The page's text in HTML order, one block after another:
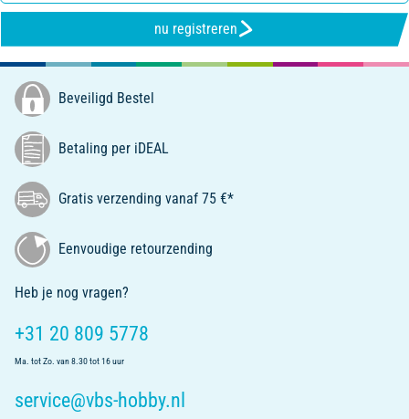
nu registreren
Beveiligd Bestel
Betaling per iDEAL
Gratis verzending vanaf 75 €*
Eenvoudige retourzending
Heb je nog vragen?
+31 20 809 5778
Ma. tot Zo. van 8.30 tot 16 uur
service@vbs-hobby.nl